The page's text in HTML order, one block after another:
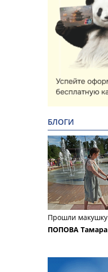
БЛОГИ
Прошли макушку
ПОПОВА Тамара